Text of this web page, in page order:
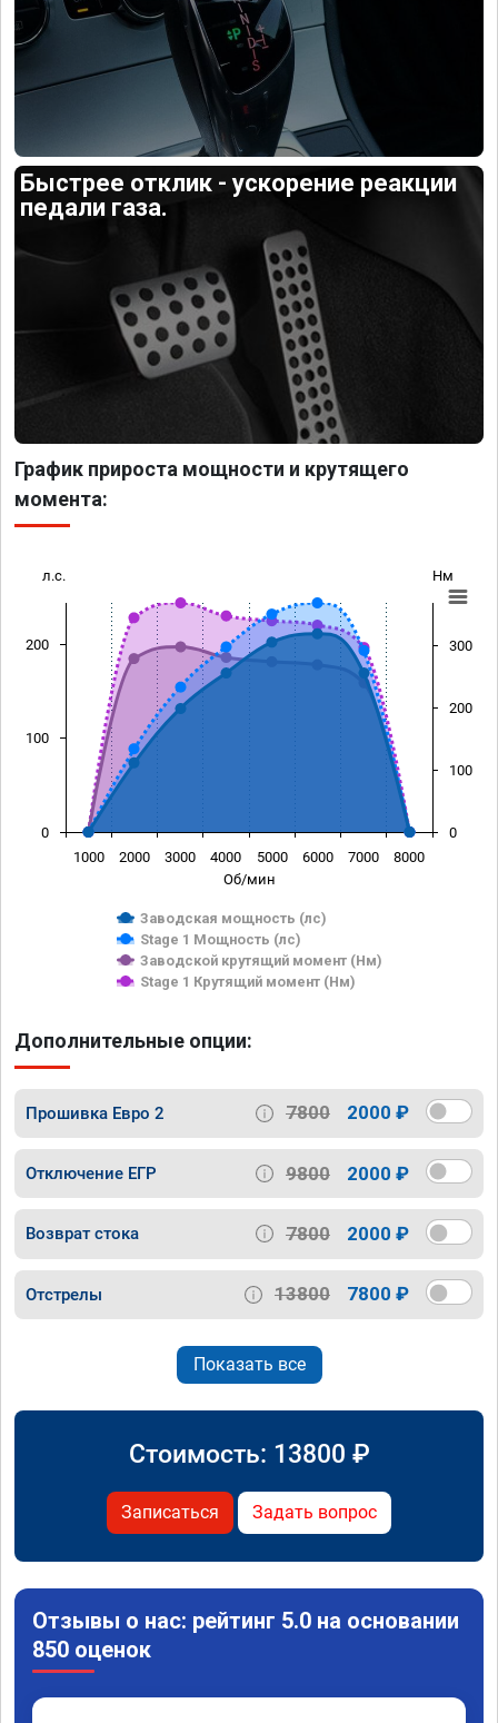
Быстрее отклик - ускорение реакции
педали газа.
График прироста мощности и крутящего
момента:
Об/мин
л.с. Нм
Заводская мощность (лс)
Stage 1 Мощность (лс)
Заводской крутящий момент (Нм)
Stage 1 Крутящий момент (Нм)
1000 2000 3000 4000 5000 6000 7000 8000
0
100
200
0
100
200
300
Дополнительные опции:
Прошивка Евро 2 7800 2000 ₽
Отключение ЕГР 9800 2000 ₽
Возврат стока 7800 2000 ₽
Отстрелы 13800 7800 ₽
Показать все
Стоимость: 13800 ₽
Записаться Задать вопрос
Отзывы о нас: рейтинг 5.0 на основании
850 оценок